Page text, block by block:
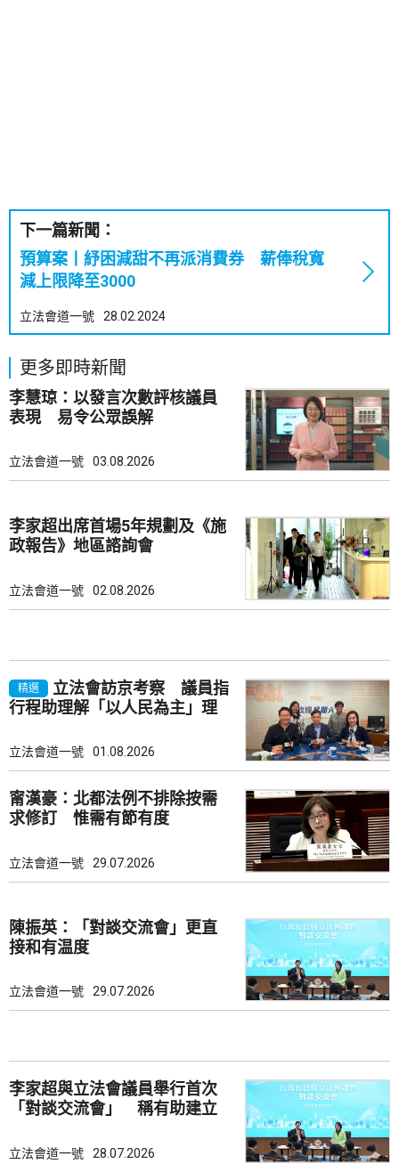
下一篇新聞：
預算案丨紓困減甜不再派消費券 薪俸稅寬
減上限降至3000
立法會道一號 28.02.2024
更多即時新聞
李慧琼：以發言次數評核議員
表現 易令公眾誤解
立法會道一號 03.08.2026
李家超出席首場5年規劃及《施
政報告》地區諮詢會
立法會道一號 02.08.2026
精選
立法會訪京考察 議員指
行程助理解「以人民為主」理
立法會道一號 01.08.2026
甯漢豪：北都法例不排除按需
求修訂 惟需有節有度
立法會道一號 29.07.2026
陳振英：「對談交流會」更直
接和有温度
立法會道一號 29.07.2026
李家超與立法會議員舉行首次
「對談交流會」 稱有助建立
立法會道一號 28.07.2026